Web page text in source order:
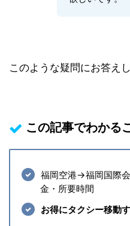
このような疑問にお答え
この記事でわかる
福岡空港→福岡国際
金・所要時間
お得にタクシー移動